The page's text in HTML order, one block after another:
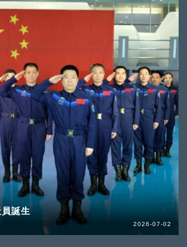
誕生
2026-07-02